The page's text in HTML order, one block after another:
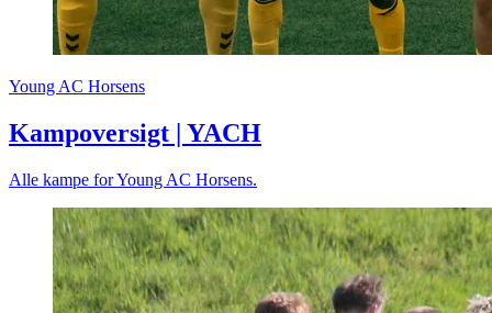
Young AC Horsens
Kampoversigt | YACH
Alle kampe for Young AC Horsens.